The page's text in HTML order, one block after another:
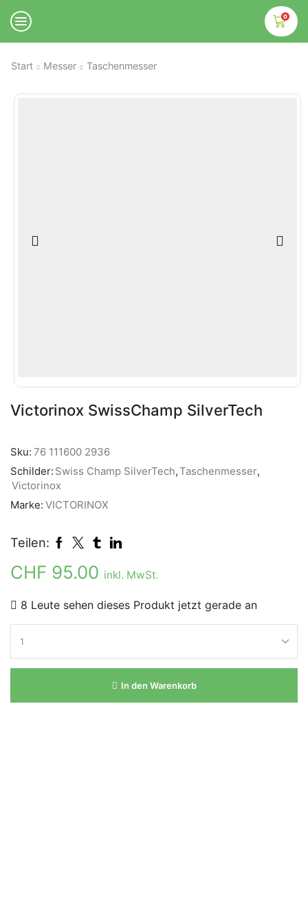
0
Start Messer Taschenmesser
Victorinox SwissChamp SilverTech
Sku: 76 111600 2936
Schilder: Swiss Champ SilverTech,Taschenmesser,
Victorinox
Marke: VICTORINOX
Teilen:
CHF 95.00 inkl. MwSt.
8 Leute sehen dieses Produkt jetzt gerade an
In den Warenkorb